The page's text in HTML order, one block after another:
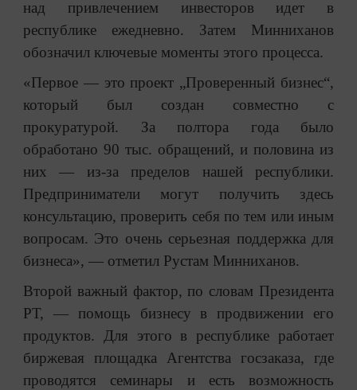
над привлечением инвесторов идет в
республике ежедневно. Затем Минниханов
обозначил ключевые моменты этого процесса.
«Первое — это проект „Проверенный бизнес“,
который был создан совместно с
прокуратурой. За полтора года было
обработано 90 тыс. обращений, и половина из
них — из-за пределов нашей республики.
Предприниматели могут получить здесь
консультацию, проверить себя по тем или иным
вопросам. Это очень серьезная поддержка для
бизнеса», — отметил Рустам Минниханов.
Второй важный фактор, по словам Президента
РТ, — помощь бизнесу в продвижении его
продуктов. Для этого в республике работает
биржевая площадка Агентства госзаказа, где
проводятся семинары и есть возможность